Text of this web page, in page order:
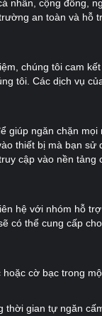
nhân, cộng đồng,
an toàn và hỗ
chúng tôi cam
tôi. Các dịch vụ
giúp ngăn chặn
thiết bị mà bạn
cập vào nền tảng
hệ với nhóm hỗ
có thể cung cấp
cờ bạc trong
thời gian tự ngăn